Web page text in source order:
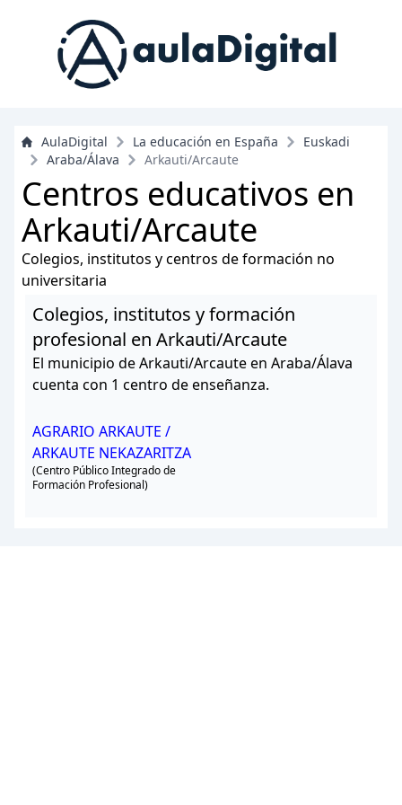
AulaDigital La educación en España
Euskadi
Araba/Álava
Arkauti/Arcaute
Centros educativos en
Arkauti/Arcaute
Colegios, institutos y centros de formación no
universitaria
Colegios, institutos y formación
profesional en Arkauti/Arcaute
El municipio de Arkauti/Arcaute en Araba/Álava
cuenta con 1 centro de enseñanza.
AGRARIO ARKAUTE /
ARKAUTE NEKAZARITZA
(Centro Público Integrado de
Formación Profesional)